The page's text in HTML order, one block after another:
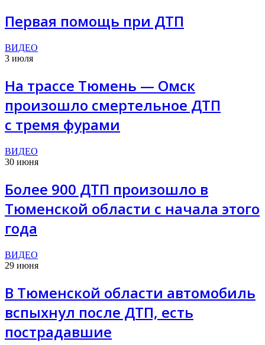
Первая помощь при ДТП
ВИДЕО
3 июля
На трассе Тюмень — Омск
произошло смертельное ДТП
с тремя фурами
ВИДЕО
30 июня
Более 900 ДТП произошло в
Тюменской области с начала этого
года
ВИДЕО
29 июня
В Тюменской области автомобиль
вспыхнул после ДТП, есть
пострадавшие